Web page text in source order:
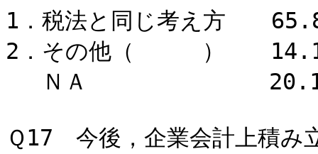
1．税法と同じ考え方
2．その他（ ）
ＮＡ
Ｑ17 今後，企業会計上積み